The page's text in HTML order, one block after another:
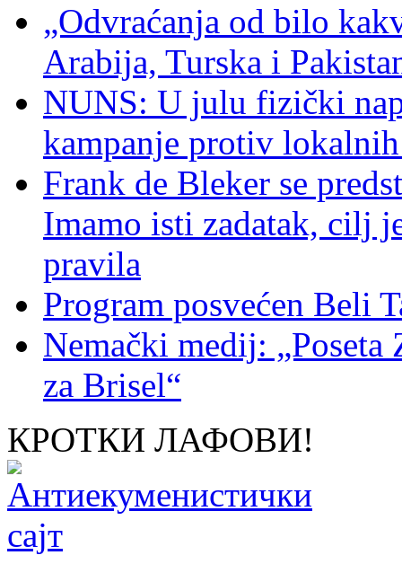
„Odvraćanja od bilo
Arabija, Turska i
NUNS: U julu fizički
kampanje protiv
Frank de Bleker se
Imamo isti zadatak, cilj
pravila
Program posvećen Beli
Nemački medij: „Poseta
za Brisel“
КРОТКИ ЛАФОВИ!